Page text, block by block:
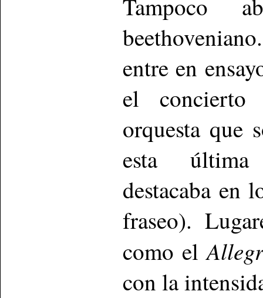
Tampoco
entre en
el concierto
orquesta que
esta última
destacaba en
fraseo).
como el
con la